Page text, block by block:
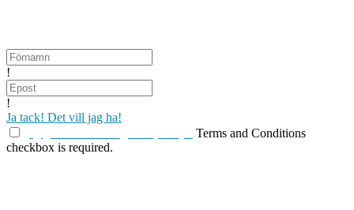
!
!
Ja tack! Det vill jag ha!
Terms and Conditions
checkbox is required.